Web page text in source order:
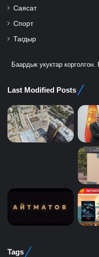
Саясат
Спорт
Тагдыр
Баардык укуктар
Last Modified Posts
Tags